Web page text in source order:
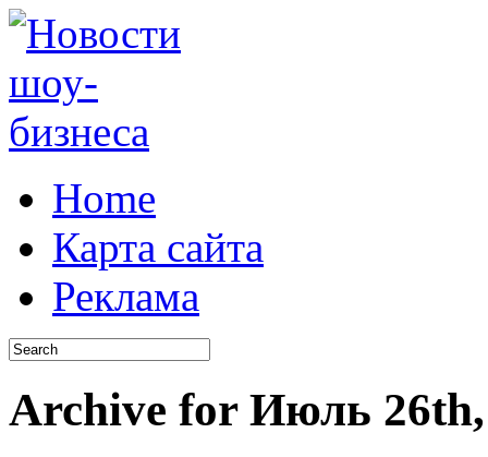
Home
Карта сайта
Реклама
Archive for Июль 26th,